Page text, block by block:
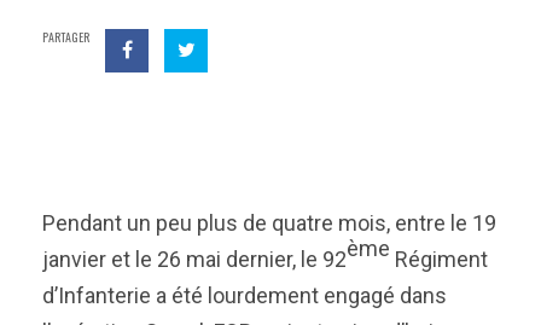
PARTAGER
Pendant un peu plus de quatre mois, entre le 19
janvier et le 26 mai dernier, le 92ème Régiment
d’Infanterie a été lourdement engagé dans